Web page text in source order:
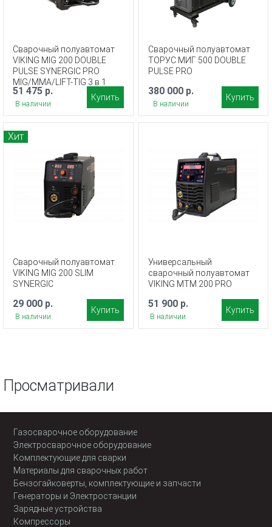
Сварочный полуавтомат
VIKING MIG 200 DOUBLE
PULSE SYNERGIC PRO
MIG/MMA/LIFT-TIG 3 в 1
51 475 р.
В наличии
Купить
Сварочный полуавтомат
ТОРУС МИГ 500 DOUBLE
PULSE PRO
380 000 р.
В наличии
Купить
Хит
Сварочный полуавтомат
VIKING MIG 200 SLIM
SYNERGIC
29 000 р.
В наличии
Купить
Универсальный
сварочный полуавтомат
VIKING MTM 200 PRO
51 900 р.
В наличии
Купить
Просматривали
Газосварочное оборудование
Электросварочное оборудование
Комплектующие для сварки
Материалы для сварочных работ
Бензогайковерты, комплектующие и запчасти
Генераторы и Электростанции
Зарядные устройства
Компрессоры